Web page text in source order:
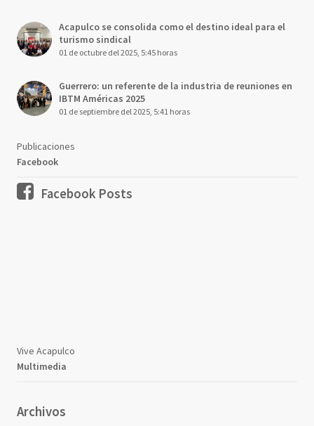
Acapulco se consolida como el destino ideal para el
turismo sindical
01 de octubre del 2025, 5:45 horas
Guerrero: un referente de la industria de reuniones en
IBTM Américas 2025
01 de septiembre del 2025, 5:41 horas
Publicaciones
Facebook
Facebook Posts
Vive Acapulco
Multimedia
Archivos